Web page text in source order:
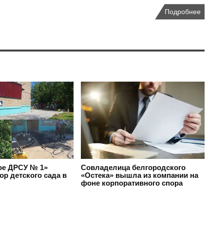
Подробнее
ДРСУ № 1»
детского сада в
Совладелица белгородского
«Остека» вышла из компании на
фоне корпоративного спора